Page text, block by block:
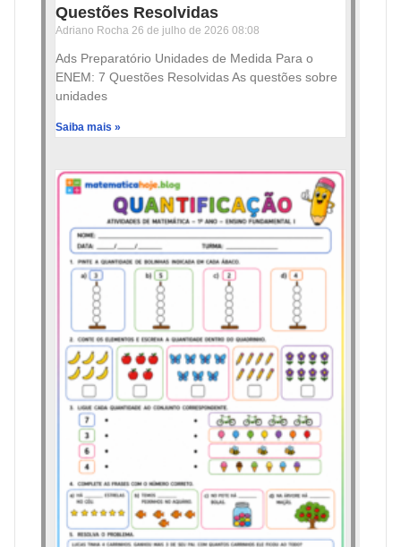
Questões Resolvidas
Adriano Rocha 26 de julho de 2026 08:08
Ads Preparatório Unidades de Medida Para o
ENEM: 7 Questões Resolvidas As questões sobre
unidades
Saiba mais »